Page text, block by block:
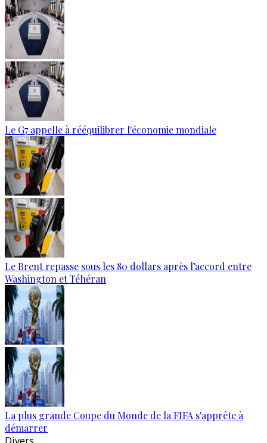
Le G7 appelle à rééquilibrer l'économie mondiale
Le Brent repasse sous les 80 dollars après l’accord entre
Washington et Téhéran
La plus grande Coupe du Monde de la FIFA s'apprête à
démarrer